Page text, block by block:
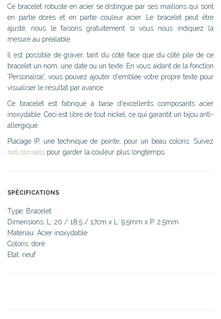
Ce bracelet robuste en acier se distingue par ses maillons qui sont
en partie dorés et en partie couleur acier. Le bracelet peut être
ajusté, nous le faisons gratuitement si vous nous indiquez la
mesure au préalable.
Il est possible de graver, tant du côté face que du côté pile de ce
bracelet un nom, une date ou un texte. En vous aidant de la fonction
'Personalisé', vous pouvez ajouter d'emblée votre propre texte pour
visualiser le résultat par avance.
Ce bracelet est fabriqué à base d'excellents composants acier
inoxydable. Ceci est libre de tout nickel, ce qui garantit un bijou anti-
allergique.
Placage IP, une technique de pointe, pour un beau coloris. Suivez
nos conseils pour garder la couleur plus longtemps.
SPÉCIFICATIONS
Type: Bracelet
Dimensions: L: 20 / 18,5 / 17cm x L: 9,5mm x P: 2,5mm
Matériau: Acier inoxydable
Coloris: doré
Etat: neuf